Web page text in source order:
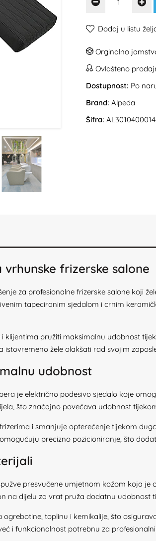
Dodaj u listu
Orginalno
Ovlašteno
Dostupnost: Po
Brand: Alpeda
Šifra:
frizerske salone
za profesionalne frizerske salone koji
tapeciranim sjedalom i crnim
klijentima pružiti maksimalnu udobnost
žele olakšati rad svojim
udobnost
je električno podesivo sjedalo koje
što značajno povećava udobnost
i smanjuje opterećenje tijekom
precizno pozicioniranje, što
presvučene umjetnom kožom koja
na dijelu za vrat pruža dodatnu udobnost
toplinu i kemikalije, što
i funkcionalnost potrebnu za